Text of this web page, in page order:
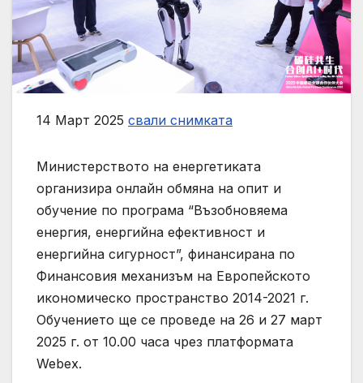
14 Март 2025 свали снимката
Министерството на енергетиката
организира онлайн обмяна на опит и
обучение по програма “Възобновяема
енергия, енергийна ефективност и
енергийна сигурност”, финансирана по
Финансовия механизъм на Европейското
икономическо пространство 2014-2021 г.
Обучението ще се проведе на 26 и 27 март
2025 г. от 10.00 часа чрез платформата
Webex.